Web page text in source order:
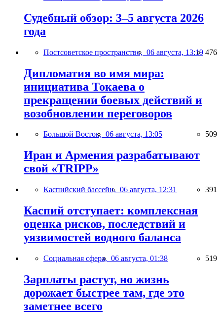
Судебный обзор: 3–5 августа 2026
года
Постсоветское пространство, 06 августа, 13:19 476
Дипломатия во имя мира:
инициатива Токаева о
прекращении боевых действий и
возобновлении переговоров
Большой Восток, 06 августа, 13:05 509
Иран и Армения разрабатывают
свой «TRIPP»
Каспийский бассейн, 06 августа, 12:31 391
Каспий отступает: комплексная
оценка рисков, последствий и
уязвимостей водного баланса
Социальная сфера, 06 августа, 01:38 519
Зарплаты растут, но жизнь
дорожает быстрее там, где это
заметнее всего